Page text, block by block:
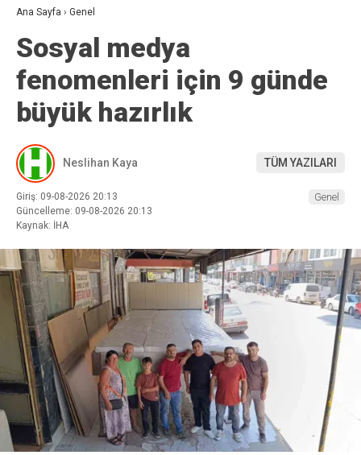
Ana Sayfa › Genel
Sosyal medya
fenomenleri için 9 günde
büyük hazırlık
Neslihan Kaya TÜM YAZILARI
Giriş: 09-08-2026 20:13
Güncelleme: 09-08-2026 20:13
Kaynak: İHA
Genel